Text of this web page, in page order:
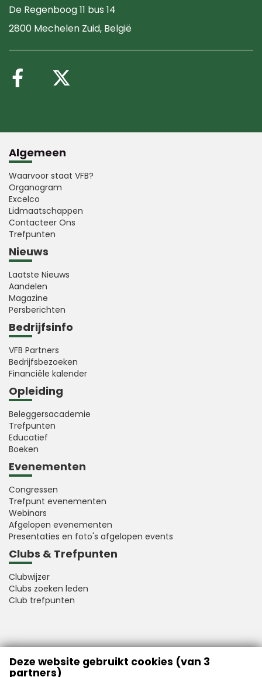
De Regenboog 11 bus 14
2800 Mechelen Zuid, België
Volg ons op Facebook
Algemeen
Waarvoor staat VFB?
Organogram
Excelco
Lidmaatschappen
Contacteer Ons
Trefpunten
Nieuws
Laatste Nieuws
Aandelen
Magazine
Persberichten
Bedrijfsinfo
VFB Partners
Bedrijfsbezoeken
Financiële kalender
Opleiding
Beleggersacademie
Trefpunten
Educatief
Boeken
Evenementen
Congressen
Trefpunt evenementen
Webinars
Afgelopen evenementen
Presentaties en foto's afgelopen events
Clubs & Trefpunten
Clubwijzer
Clubs zoeken leden
Club trefpunten
VFB is a member of Better Finance
Deze website gebruikt cookies (van 3
partners)